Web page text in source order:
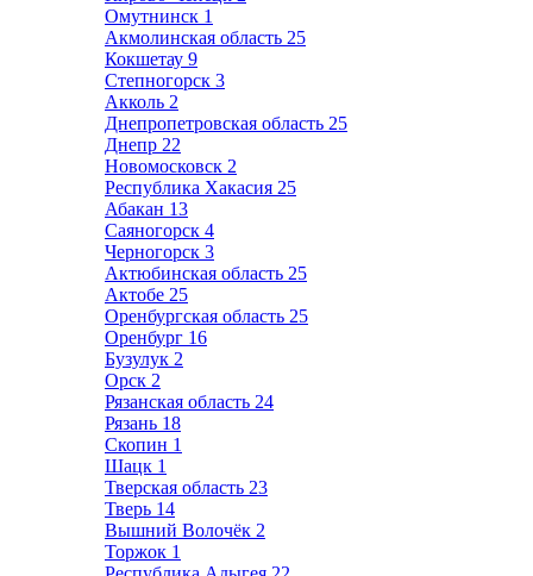
Омутнинск 1
Акмолинская область 25
Кокшетау 9
Степногорск 3
Акколь 2
Днепропетровская область 25
Днепр 22
Новомосковск 2
Республика Хакасия 25
Абакан 13
Саяногорск 4
Черногорск 3
Актюбинская область 25
Актобе 25
Оренбургская область 25
Оренбург 16
Бузулук 2
Орск 2
Рязанская область 24
Рязань 18
Скопин 1
Шацк 1
Тверская область 23
Тверь 14
Вышний Волочёк 2
Торжок 1